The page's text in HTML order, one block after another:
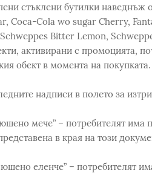
стъклени бутилки наведнъж
Coca-Cola wo sugar Cherry,
Bitter Lemon,
активирани с промоцията,
обект в момента на покупката.
надписи в полето за
мече” – потребителят има
в края на този
еленче” – потребителят